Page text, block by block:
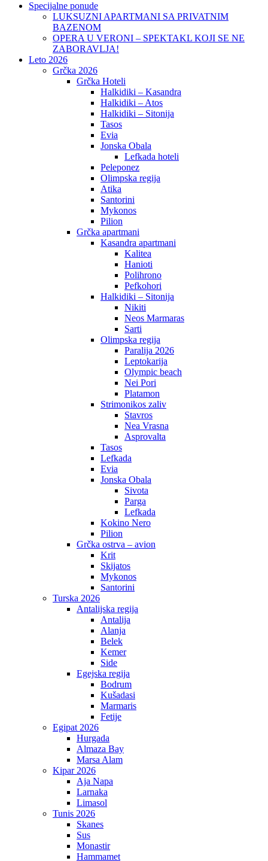
Specijalne ponude
LUKSUZNI APARTMANI SA PRIVATNIM
BAZENOM
OPERA U VERONI – SPEKTAKL KOJI SE NE
ZABORAVLJA!
Leto 2026
Grčka 2026
Grčka Hoteli
Halkidiki – Kasandra
Halkidiki – Atos
Halkidiki – Sitonija
Tasos
Evia
Jonska Obala
Lefkada hoteli
Peleponez
Olimpska regija
Atika
Santorini
Mykonos
Pilion
Grčka apartmani
Kasandra apartmani
Kalitea
Hanioti
Polihrono
Pefkohori
Halkidiki – Sitonija
Nikiti
Neos Marmaras
Sarti
Olimpska regija
Paralija 2026
Leptokarija
Olympic beach
Nei Pori
Platamon
Strimonikos zaliv
Stavros
Nea Vrasna
Asprovalta
Tasos
Lefkada
Evia
Jonska Obala
Sivota
Parga
Lefkada
Kokino Nero
Pilion
Grčka ostrva – avion
Krit
Skijatos
Mykonos
Santorini
Turska 2026
Antalijska regija
Antalija
Alanja
Belek
Kemer
Side
Egejska regija
Bodrum
Kušadasi
Marmaris
Fetije
Egipat 2026
Hurgada
Almaza Bay
Marsa Alam
Kipar 2026
Aja Napa
Larnaka
Limasol
Tunis 2026
Skanes
Sus
Monastir
Hammamet